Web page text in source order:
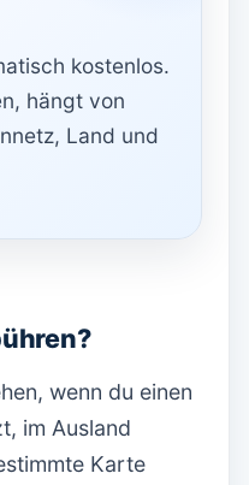
kostenlos.
hängt von
Land und
wenn du einen
im Ausland
Karte